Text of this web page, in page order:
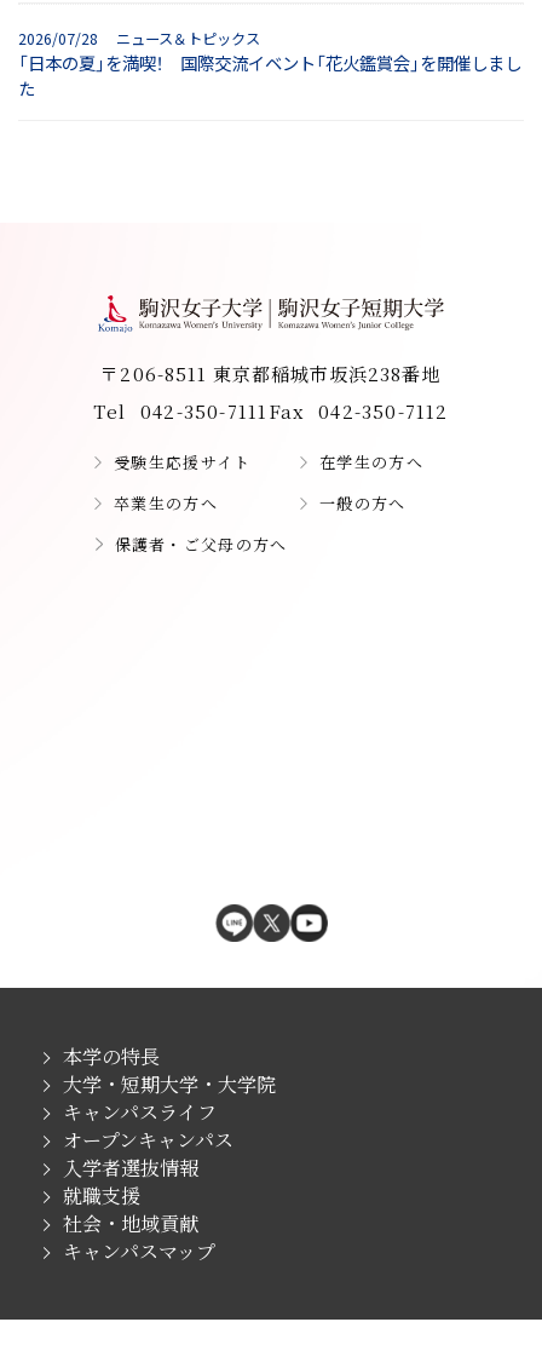
2026/07/28 ニュース＆トピックス
「日本の夏」を満喫！ 国際交流イベント「花火鑑賞会」を開催しまし
た
〒206-8511 東京都稲城市坂浜238番地
Tel
042-350-7111Fax 042-350-7112
受験生応援サイト
在学生の方へ
卒業生の方へ
一般の方へ
保護者・ご父母の方へ
本学の特長
大学・短期大学・大学院
キャンパスライフ
オープンキャンパス
入学者選抜情報
就職支援
社会・地域貢献
キャンパスマップ